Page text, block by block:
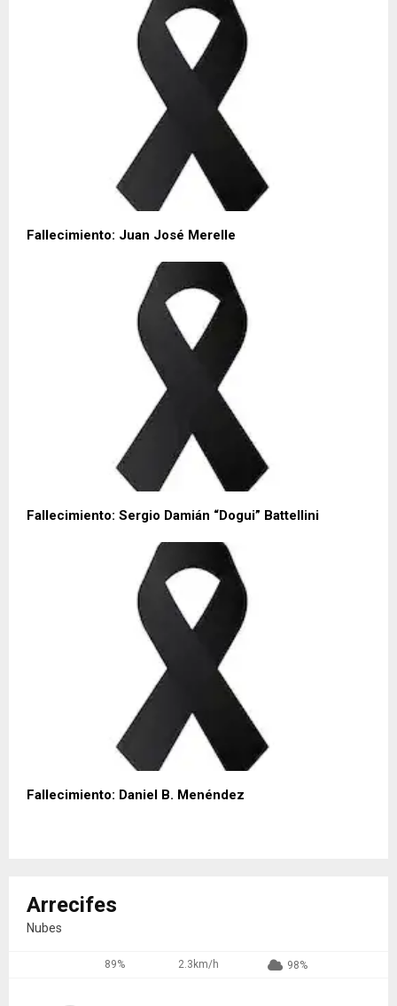
Fallecimiento: Juan José Merelle
Fallecimiento: Sergio Damián “Dogui” Battellini
Fallecimiento: Daniel B. Menéndez
Arrecifes
Nubes
89% 2.3km/h 98%